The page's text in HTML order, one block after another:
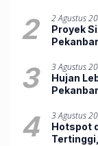
2 2 Agustus
Proyek
3 3 Agustus
Hujan
4 3 Agustus
Hotspot